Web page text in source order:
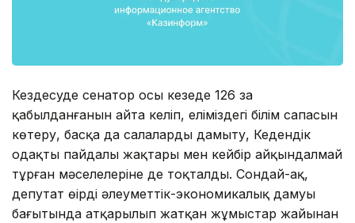
Кездесуде сенатор осы кезеңде 126 заң
қабылданғанын айта келіп, еліміздегі білім сапасын
көтеру, басқа да салаларды дамыту, Кедендік
одақтың пайдалы жақтары мен кейбір айқындалмай
тұрған мәселелеріне де тоқталды. Сондай-ақ,
депутат өңірдің әлеуметтік-экономикалық дамуы
бағытында атқарылып жатқан жұмыстар жайынан